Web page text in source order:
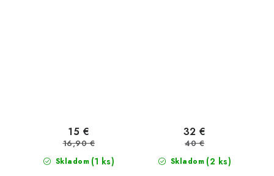
Skladom (1 ks)
15 €
16,90 €
Skladom (2 ks)
32 €
40 €